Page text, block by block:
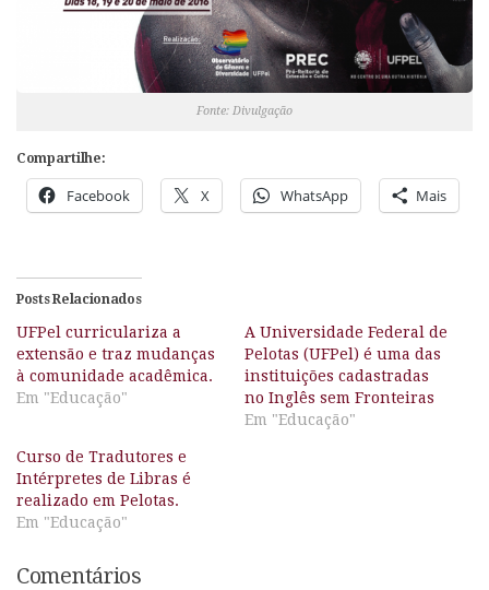
Fonte: Divulgação
Compartilhe:
Facebook X WhatsApp Mais
Posts Relacionados
UFPel curriculariza a
extensão e traz mudanças
à comunidade acadêmica.
Em "Educação"
A Universidade Federal de
Pelotas (UFPel) é uma das
instituições cadastradas
no Inglês sem Fronteiras
Em "Educação"
Curso de Tradutores e
Intérpretes de Libras é
realizado em Pelotas.
Em "Educação"
Comentários